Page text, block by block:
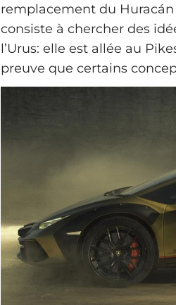
remplacement du
consiste à chercher des
l’Urus: elle est allée au
preuve que certains